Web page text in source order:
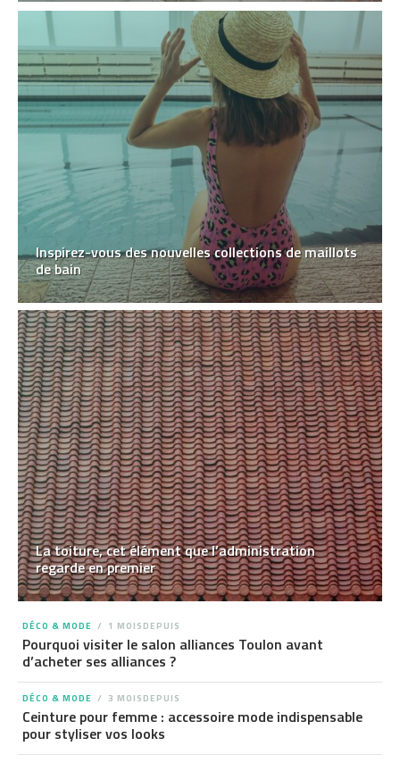
Inspirez-vous des nouvelles collections de maillots
de bain
La toiture, cet élément que l’administration
regarde en premier
DÉCO & MODE 1 MOISDEPUIS
Pourquoi visiter le salon alliances Toulon avant
d’acheter ses alliances ?
DÉCO & MODE 3 MOISDEPUIS
Ceinture pour femme : accessoire mode indispensable
pour styliser vos looks